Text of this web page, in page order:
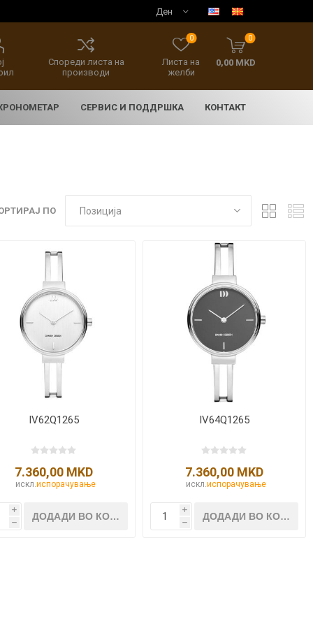
Спореди листа на
производи
Листа на
желби
0 0
0,00 MKD
СЕРВИС И ПОДДРШКА КОНТАКТ
ПО
IV62Q1265
7.360,00 MKD
искл.испорачување
i
h
IV64Q1265
7.360,00 MKD
искл.испорачување
i
h